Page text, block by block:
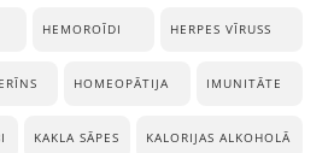
HEMOROĪDI HERPES VĪRUSS
HOMEOPĀTIJA IMUNITĀTE
KAKLA SĀPES KALORIJAS ALKOHOLĀ